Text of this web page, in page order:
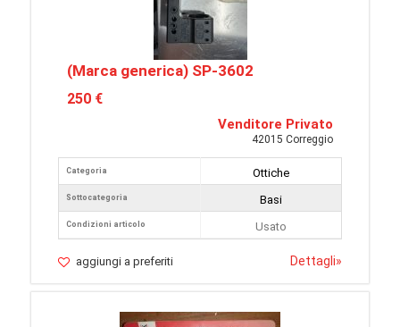
(Marca generica) SP-3602
250 €
Venditore Privato
42015 Correggio
Categoria
Sottocategoria
Condizioni articolo
Ottiche
Basi
Usato
aggiungi a preferiti Dettagli»